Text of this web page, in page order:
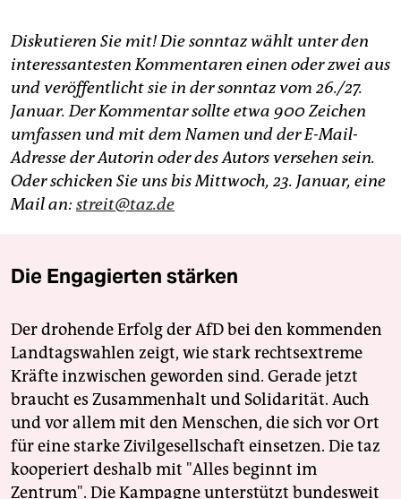
Diskutieren Sie mit! Die sonntaz wählt unter den
interessantesten Kommentaren einen oder zwei aus
und veröffentlicht sie in der sonntaz vom 26./27.
Januar. Der Kommentar sollte etwa 900 Zeichen
umfassen und mit dem Namen und der E-Mail-
Adresse der Autorin oder des Autors versehen sein.
Oder schicken Sie uns bis Mittwoch, 23. Januar, eine
Mail an: streit@taz.de
Die Engagierten stärken
Der drohende Erfolg der AfD bei den kommenden
Landtagswahlen zeigt, wie stark rechtsextreme
Kräfte inzwischen geworden sind. Gerade jetzt
braucht es Zusammenhalt und Solidarität. Auch
und vor allem mit den Menschen, die sich vor Ort
für eine starke Zivilgesellschaft einsetzen. Die taz
kooperiert deshalb mit "Alles beginnt im
Zentrum". Die Kampagne unterstützt bundesweit